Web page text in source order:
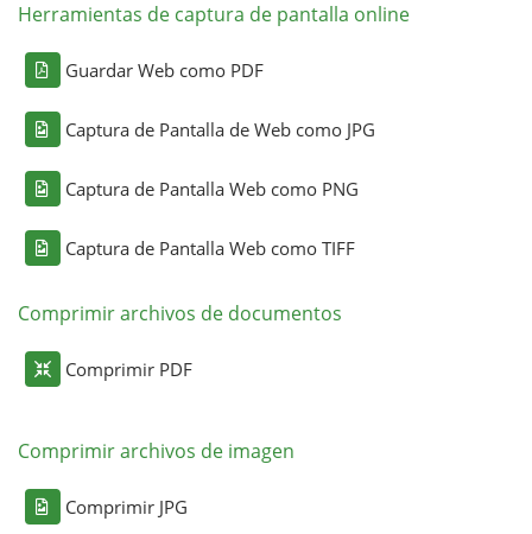
Herramientas de captura de pantalla online
Guardar Web como PDF
Captura de Pantalla de Web como JPG
Captura de Pantalla Web como PNG
Captura de Pantalla Web como TIFF
Comprimir archivos de documentos
Comprimir PDF
Comprimir archivos de imagen
Comprimir JPG